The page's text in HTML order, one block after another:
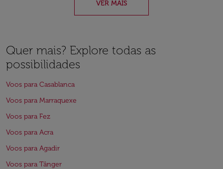
VER MAIS
Quer mais? Explore todas as
possibilidades
Voos para Casablanca
Voos para Marraquexe
Voos para Fez
Voos para Acra
Voos para Agadir
Voos para Tânger